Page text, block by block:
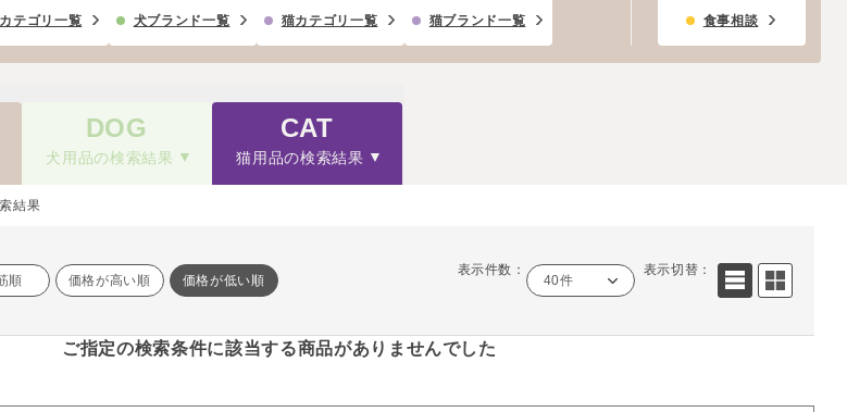
テゴリ一覧 犬ブランド一覧 猫カテゴリ一覧 猫ブランド一覧 食事相談
DOG
犬用品の検索結果
CAT
猫用品の検索結果
結果
順 価格が高い順 価格が低い順
表示件数：
40件
表示切替：
ご指定の検索条件に該当する商品がありませんでした